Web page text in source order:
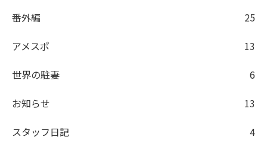
番外編
25
アメスポ
13
世界の駐妻
6
お知らせ
13
スタッフ日記
4